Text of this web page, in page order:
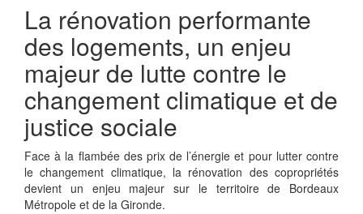
La rénovation performante
des logements, un enjeu
majeur de lutte contre le
changement climatique et de
justice sociale
Face à la flambée des prix de l’énergie et pour lutter contre
le changement climatique, la rénovation des copropriétés
devient un enjeu majeur sur le territoire de Bordeaux
Métropole et de la Gironde.